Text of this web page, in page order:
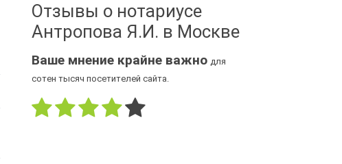
Отзывы о нотариусе
Антропова Я.И. в Москве
Ваше мнение крайне важно для
сотен тысяч посетителей сайта.